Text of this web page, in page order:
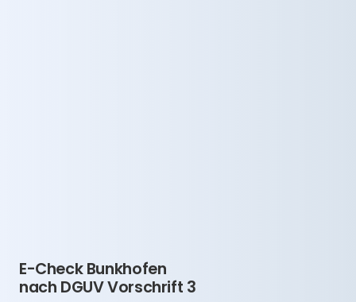
E-Check Bunkhofen
nach DGUV Vorschrift 3